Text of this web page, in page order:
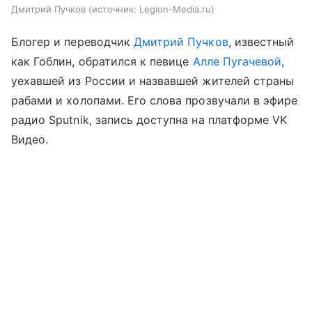
Дмитрий Пучков источник: Legion-Media.ru
Блогер и переводчик Дмитрий Пучков, известный
как Гоблин, обратился к певице Алле Пугачевой,
уехавшей из России и назвавшей жителей страны
рабами и холопами. Его слова прозвучали в эфире
радио Sputnik, запись доступна на платформе VK
Видео.